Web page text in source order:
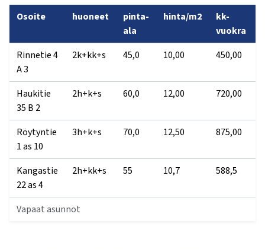
Kosketuslaitteiden
voivat
käyttää
kosketus-
pyyhkäisyliikkeitä.
Työ ja yrittäminen
Vapaat asunnot
Osoite huoneet
pinta-
ala
hinta/m2
kk-
vuokra
Rinnetie 4
A 3
2k+kk+s 45,0 10,00 450,00
Haukitie
35 B 2
2h+k+s 60,0 12,00 720,00
Röytyntie
1 as 10
3h+k+s 70,0 12,50 875,00
Kangastie
22 as 4
2h+kk+s 55 10,7 588,5